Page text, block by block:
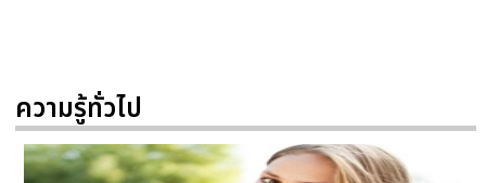
ความรู้ทั่วไป